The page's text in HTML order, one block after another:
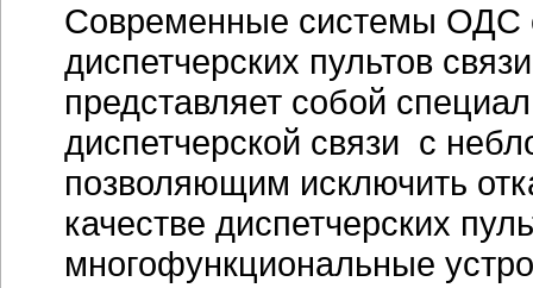
Современные системы ОДС
диспетчерских пультов
представляет собой
диспетчерской связи с
позволяющим исключить
качестве диспетчерских
многофункциональные